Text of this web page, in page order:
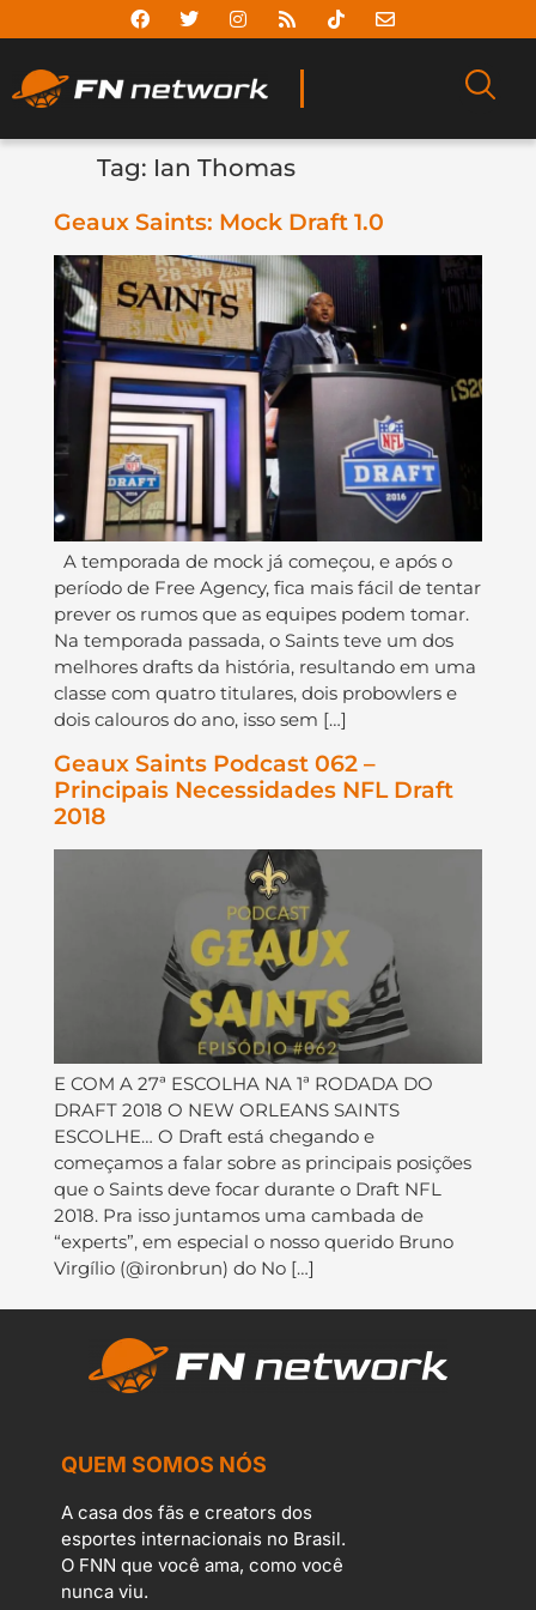
Tag: Ian Thomas
Geaux Saints: Mock Draft 1.0
A temporada de mock já começou, e após o
período de Free Agency, fica mais fácil de tentar
prever os rumos que as equipes podem tomar.
Na temporada passada, o Saints teve um dos
melhores drafts da história, resultando em uma
classe com quatro titulares, dois probowlers e
dois calouros do ano, isso sem […]
Geaux Saints Podcast 062 –
Principais Necessidades NFL Draft
2018
E COM A 27ª ESCOLHA NA 1ª RODADA DO
DRAFT 2018 O NEW ORLEANS SAINTS
ESCOLHE… O Draft está chegando e
começamos a falar sobre as principais posições
que o Saints deve focar durante o Draft NFL
2018. Pra isso juntamos uma cambada de
“experts”, em especial o nosso querido Bruno
Virgílio (@ironbrun) do No […]
QUEM SOMOS NÓS
A casa dos fãs e creators dos
esportes internacionais no Brasil.
O FNN que você ama, como você
nunca viu.